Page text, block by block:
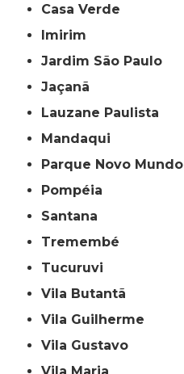
Casa Verde
Imirim
Jardim São Paulo
Jaçanã
Lauzane Paulista
Mandaqui
Parque Novo Mundo
Pompéia
Santana
Tremembé
Tucuruvi
Vila Butantã
Vila Guilherme
Vila Gustavo